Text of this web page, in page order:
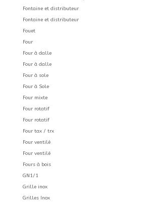
Fontaine et distributeur
Fontaine et distributeur
Fouet
Four
Four à dalle
Four à dalle
Four à sole
Four à Sole
Four mixte
Four rotatif
Four rotatif
Four tax / trx
Four ventilé
Four ventilé
Fours à bois
GN1/1
Grille inox
Grilles Inox